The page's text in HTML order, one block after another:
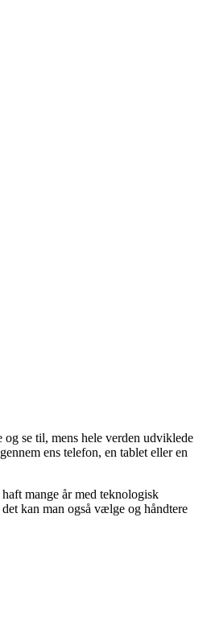
se til, mens hele verden udviklede
ens telefon, en tablet eller en
mange år med teknologisk
kan man også vælge og håndtere